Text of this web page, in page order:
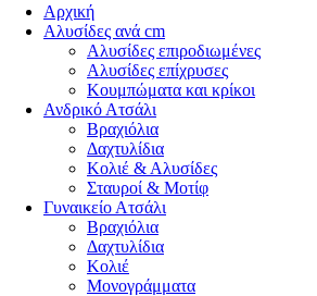
Αρχική
Αλυσίδες ανά cm
Αλυσίδες επιροδιωμένες
Αλυσίδες επίχρυσες
Κουμπώματα και κρίκοι
Ανδρικό Ατσάλι
Βραχιόλια
Δαχτυλίδια
Κολιέ & Αλυσίδες
Σταυροί & Μοτίφ
Γυναικείο Ατσάλι
Βραχιόλια
Δαχτυλίδια
Κολιέ
Μονογράμματα